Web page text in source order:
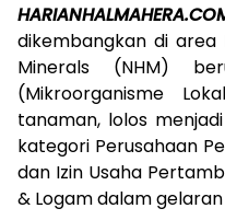
dikembangkan di area
Minerals (NHM)
(Mikroorganisme
tanaman, lolos
kategori Perusahaan
dan Izin Usaha
& Logam dalam